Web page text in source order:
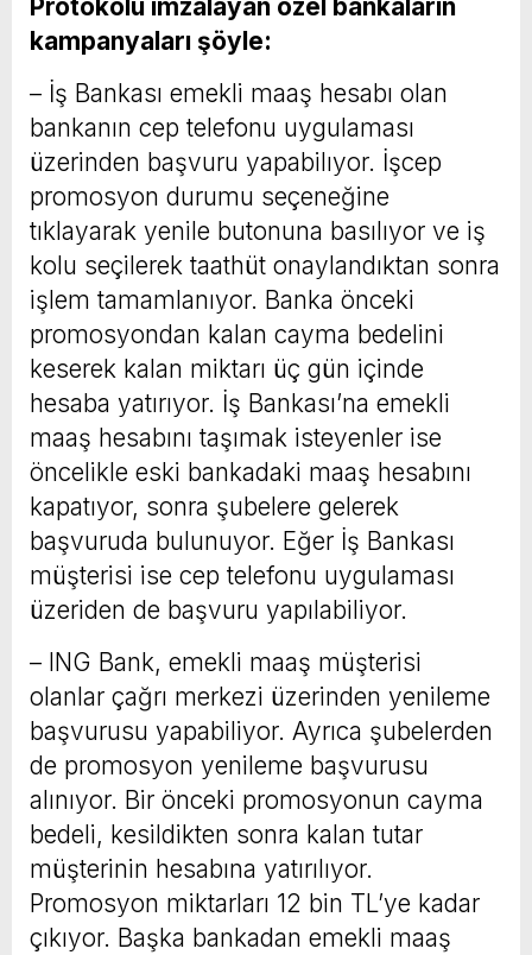
Protokolü imzalayan özel bankaların
kampanyaları şöyle:
– İş Bankası emekli maaş hesabı olan
bankanın cep telefonu uygulaması
üzerinden başvuru yapabilıyor. İşcep
promosyon durumu seçeneğine
tıklayarak yenile butonuna basılıyor ve iş
kolu seçilerek taathüt onaylandıktan sonra
işlem tamamlanıyor. Banka önceki
promosyondan kalan cayma bedelini
keserek kalan miktarı üç gün içinde
hesaba yatırıyor. İş Bankası’na emekli
maaş hesabını taşımak isteyenler ise
öncelikle eski bankadaki maaş hesabını
kapatıyor, sonra şubelere gelerek
başvuruda bulunuyor. Eğer İş Bankası
müşterisi ise cep telefonu uygulaması
üzeriden de başvuru yapılabiliyor.
– ING Bank, emekli maaş müşterisi
olanlar çağrı merkezi üzerinden yenileme
başvurusu yapabiliyor. Ayrıca şubelerden
de promosyon yenileme başvurusu
alınıyor. Bir önceki promosyonun cayma
bedeli, kesildikten sonra kalan tutar
müşterinin hesabına yatırılıyor.
Promosyon miktarları 12 bin TL’ye kadar
çıkıyor. Başka bankadan emekli maaş